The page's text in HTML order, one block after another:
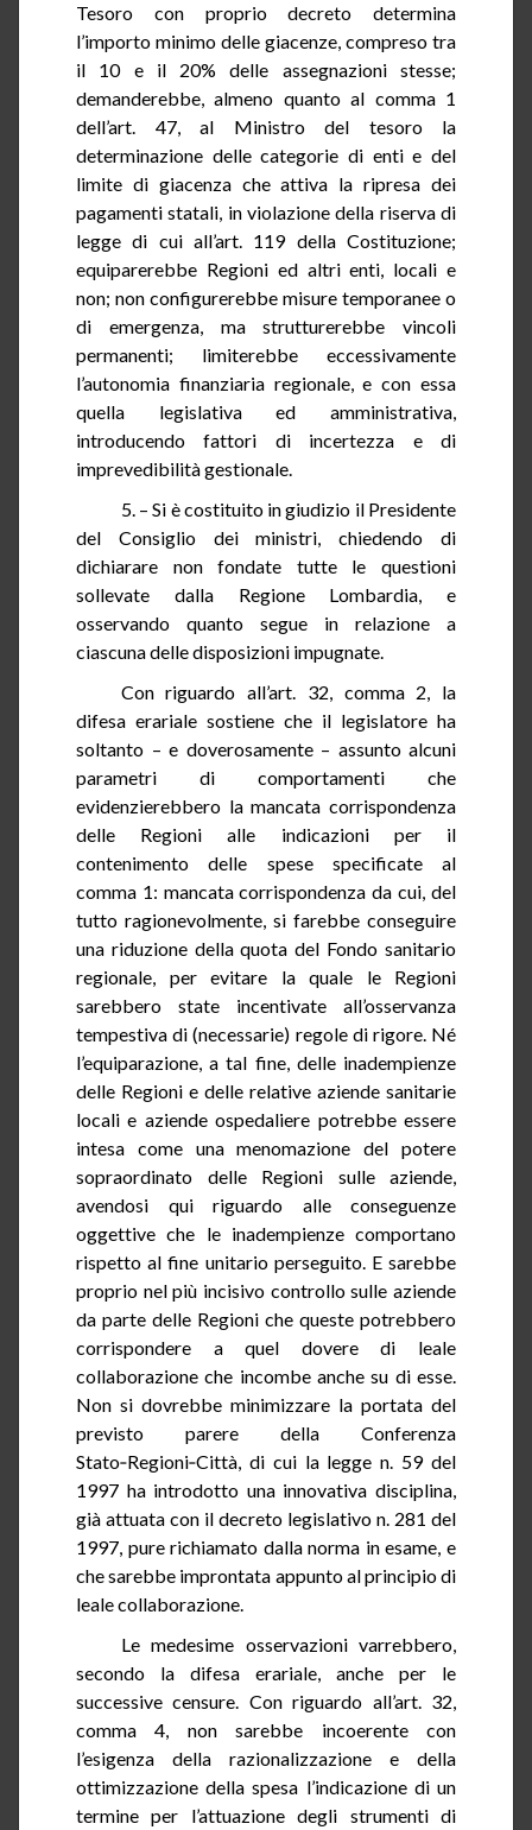
Tesoro con proprio decreto determina
l’importo minimo delle giacenze, compreso tra
il 10 e il 20% delle assegnazioni stesse;
demanderebbe, almeno quanto al comma 1
dell’art. 47, al Ministro del tesoro la
determinazione delle categorie di enti e del
limite di giacenza che attiva la ripresa dei
pagamenti statali, in violazione della riserva di
legge di cui all’art. 119 della Costituzione;
equiparerebbe Regioni ed altri enti, locali e
non; non configurerebbe misure temporanee o
di emergenza, ma strutturerebbe vincoli
permanenti; limiterebbe eccessivamente
l’autonomia finanziaria regionale, e con essa
quella legislativa ed amministrativa,
introducendo fattori di incertezza e di
imprevedibilità gestionale.
5. – Si è costituito in giudizio il Presidente
del Consiglio dei ministri, chiedendo di
dichiarare non fondate tutte le questioni
sollevate dalla Regione Lombardia, e
osservando quanto segue in relazione a
ciascuna delle disposizioni impugnate.
Con riguardo all’art. 32 , comma 2, la
difesa erariale sostiene che il legislatore ha
soltanto – e doverosamente – assunto alcuni
parametri di comportamenti che
evidenzierebbero la mancata corrispondenza
delle Regioni alle indicazioni per il
contenimento delle spese specificate al
comma 1: mancata corrispondenza da cui, del
tutto ragionevolmente, si farebbe conseguire
una riduzione della quota del Fondo sanitario
regionale, per evitare la quale le Regioni
sarebbero state incentivate all’osservanza
tempestiva di (necessarie) regole di rigore. Né
l’equiparazione, a tal fine, delle inadempienze
delle Regioni e delle relative aziende sanitarie
locali e aziende ospedaliere potrebbe essere
intesa come una menomazione del potere
sopraordinato delle Regioni sulle aziende,
avendosi qui riguardo alle conseguenze
oggettive che le inadempienze comportano
rispetto al fine unitario perseguito. E sarebbe
proprio nel più incisivo controllo sulle aziende
da parte delle Regioni che queste potrebbero
corrispondere a quel dovere di leale
collaborazione che incombe anche su di esse.
Non si dovrebbe minimizzare la portata del
previsto parere della Conferenza
Stato‑Regioni‑Città , di cui la legge n. 59 del
1997 haintrodotto una innovativa disciplina,
già attuata con il decreto legislativo n. 281 del
1997, pure richiamato dalla norma in esame, e
che sarebbe improntata appunto al principio di
leale collaborazione.
Le medesime osservazioni varrebbero,
secondo la difesa erariale, anche per le
successive censure. Con riguardo all’art. 32
comma 4, non sarebbe incoerente con
l’esigenza della razionalizzazione e della
ottimizzazione della spesa l’indicazione di un
termine per l’attuazione degli strumenti di